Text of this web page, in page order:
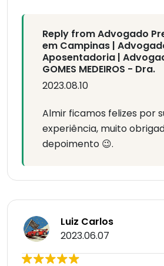
Reply from Advogado
em Campinas |
Aposentadoria |
GOMES MEDEIROS - Dra.
2023.08.10
Almir ficamos felizes por
experiência, muito
depoimento 😉.
Luiz Carlos
2023.06.07